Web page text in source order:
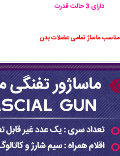
دارای 3 حالت قدرت
مناسب ماساژ تمامی عضلات بدن